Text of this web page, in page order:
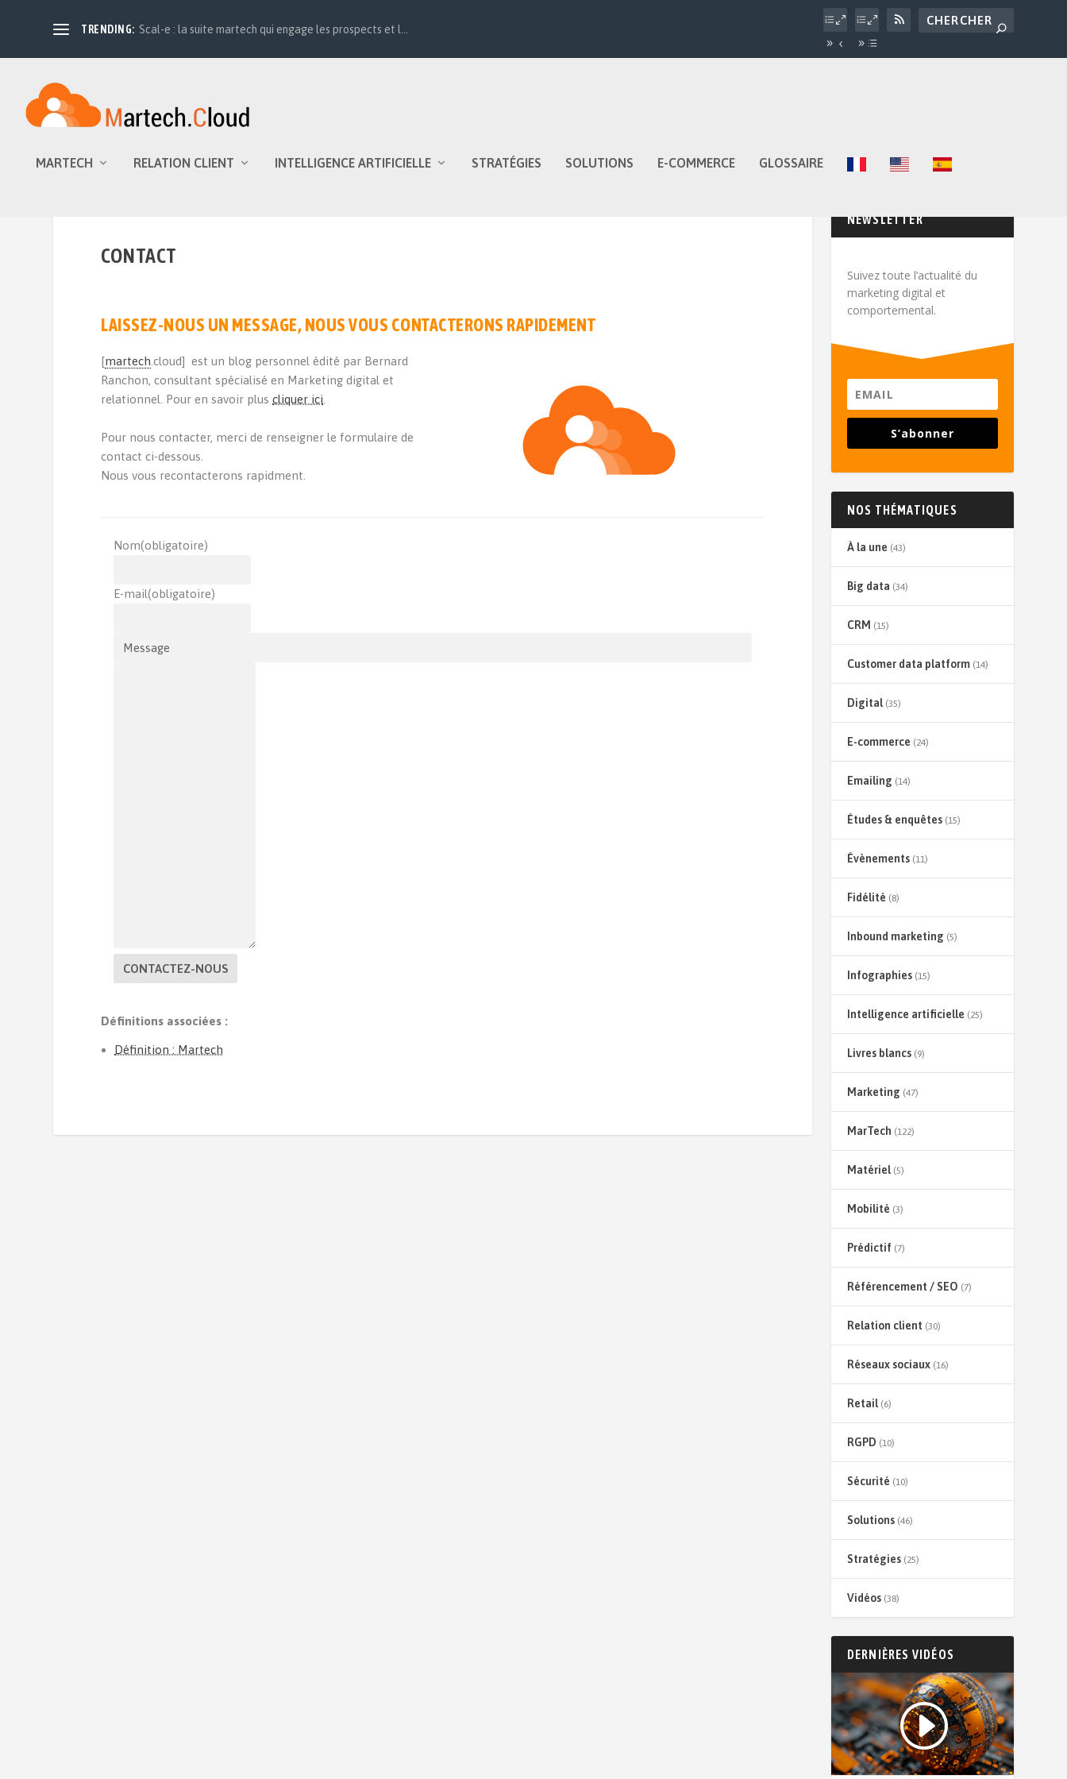
TRENDING: Scal-e : la suite martech qui engage les prospects et l...
MARTECH RELATION CLIENT INTELLIGENCE ARTIFICIELLE STRATÉGIES SOLUTIONS E-COMMERCE GLOSSAIRE
CONTACT
LAISSEZ-NOUS UN MESSAGE, NOUS VOUS CONTACTERONS RAPIDEMENT
[martech .cloud] est un blog personnel édité par Bernard
Ranchon, consultant spécialisé en Marketing digital et
relationnel. Pour en savoir pluscliquer ici
Pour nous contacter, merci de renseigner le formulaire de
contact ci-dessous.
Nous vous recontacterons rapidment.
Nom(obligatoire)
E-mail(obligatoire)
Message
CONTACTEZ-NOUS
Définitions associées :
Définition : Martech
NEWSLETTER
Suivez toute l’actualité du
marketing digital et
comportemental.
S’abonner
NOS THÉMATIQUES
À la une (43)
Big data (34)
CRM (15)
Customer data platform(14)
Digital(35)
E-commerce (24)
Emailing (14)
Études & enquêtes(15)
Évènements(11)
Fidélité (8)
Inbound marketing (5)
Infographies(15)
Intelligence artificielle (25)
Livres blancs(9)
Marketing (47)
MarTech (122)
Matériel(5)
Mobilité (3)
Prédictif (7)
Référencement / SEO (7)
Relation client(30)
Réseaux sociaux(16)
Retail(6)
RGPD (10)
Sécurité (10)
Solutions(46)
Stratégies(25)
Vidéos(38)
DERNIÈRES VIDÉOS